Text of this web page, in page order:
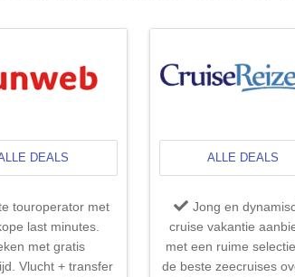
DEALS
touroperator met
last minutes.
met gratis
Vlucht + transfer
ALLE DEALS
Jong en
cruise vakantie
met een ruime
de beste zeecruises